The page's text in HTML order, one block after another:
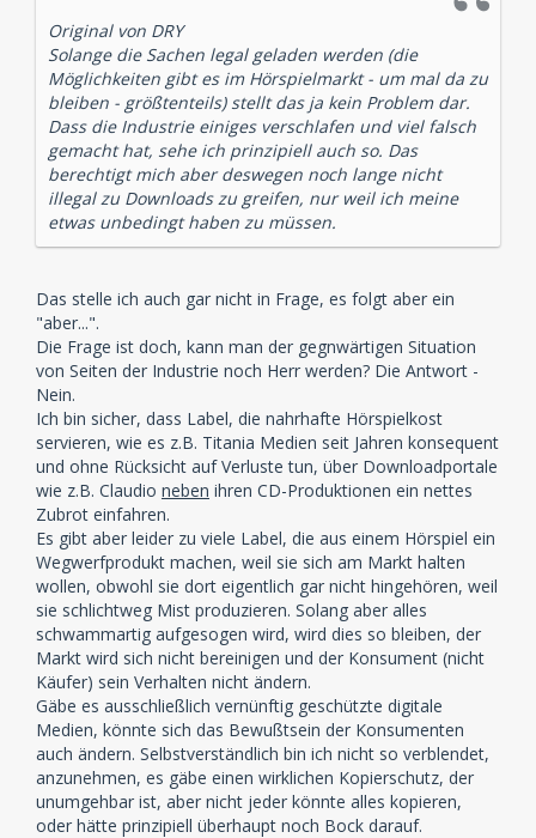
Original von DRY
Solange die Sachen legal geladen werden (die
Möglichkeiten gibt es im Hörspielmarkt - um mal da zu
bleiben - größtenteils) stellt das ja kein Problem dar.
Dass die Industrie einiges verschlafen und viel falsch
gemacht hat, sehe ich prinzipiell auch so. Das
berechtigt mich aber deswegen noch lange nicht
illegal zu Downloads zu greifen, nur weil ich meine
etwas unbedingt haben zu müssen.
Das stelle ich auch gar nicht in Frage, es folgt aber ein
"aber...".
Die Frage ist doch, kann man der gegnwärtigen Situation
von Seiten der Industrie noch Herr werden? Die Antwort -
Nein.
Ich bin sicher, dass Label, die nahrhafte Hörspielkost
servieren, wie es z.B. Titania Medien seit Jahren konsequent
und ohne Rücksicht auf Verluste tun, über Downloadportale
wie z.B. Claudio neben ihren CD-Produktionen ein nettes
Zubrot einfahren.
Es gibt aber leider zu viele Label, die aus einem Hörspiel ein
Wegwerfprodukt machen, weil sie sich am Markt halten
wollen, obwohl sie dort eigentlich gar nicht hingehören, weil
sie schlichtweg Mist produzieren. Solang aber alles
schwammartig aufgesogen wird, wird dies so bleiben, der
Markt wird sich nicht bereinigen und der Konsument (nicht
Käufer) sein Verhalten nicht ändern.
Gäbe es ausschließlich vernünftig geschützte digitale
Medien, könnte sich das Bewußtsein der Konsumenten
auch ändern. Selbstverständlich bin ich nicht so verblendet,
anzunehmen, es gäbe einen wirklichen Kopierschutz, der
unumgehbar ist, aber nicht jeder könnte alles kopieren,
oder hätte prinzipiell überhaupt noch Bock darauf.